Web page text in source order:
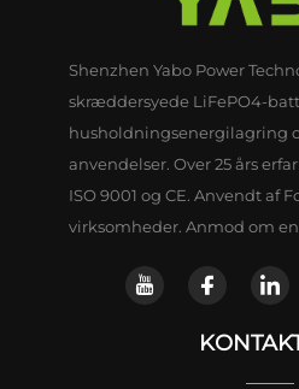
Shenzhen Yabo Power
skræddersyede LiFePO4-
husholdningsenergilagring
anvendelser. Over 25 års
ISO 9001 og CE. Anvendt af
virksomheder. Anmod om